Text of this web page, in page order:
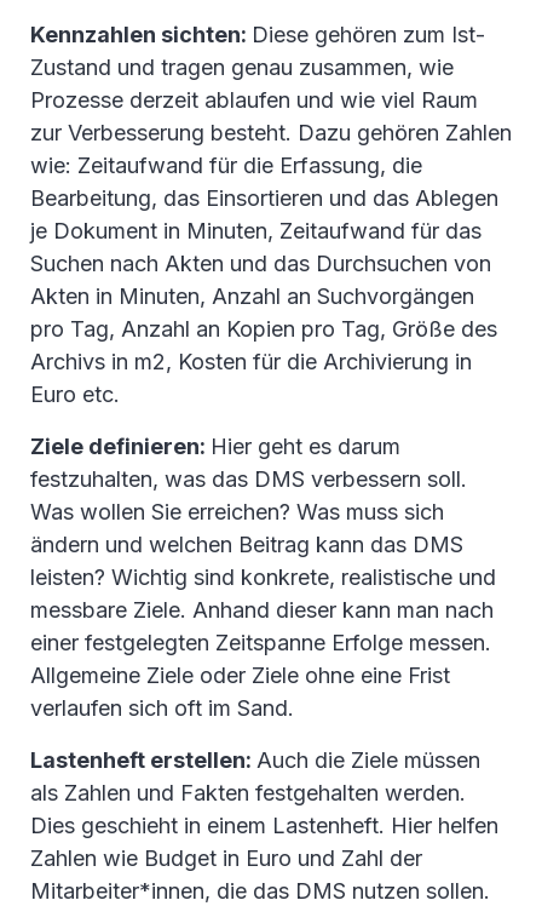
Kennzahlen sichten: Diese gehören zum Ist-
Zustand und tragen genau zusammen, wie
Prozesse derzeit ablaufen und wie viel Raum
zur Verbesserung besteht. Dazu gehören Zahlen
wie: Zeitaufwand für die Erfassung, die
Bearbeitung, das Einsortieren und das Ablegen
je Dokument in Minuten, Zeitaufwand für das
Suchen nach Akten und das Durchsuchen von
Akten in Minuten, Anzahl an Suchvorgängen
pro Tag, Anzahl an Kopien pro Tag, Größe des
Archivs in m2, Kosten für die Archivierung in
Euro etc.
Ziele definieren: Hier geht es darum
festzuhalten, was das DMS verbessern soll.
Was wollen Sie erreichen? Was muss sich
ändern und welchen Beitrag kann das DMS
leisten? Wichtig sind konkrete, realistische und
messbare Ziele. Anhand dieser kann man nach
einer festgelegten Zeitspanne Erfolge messen.
Allgemeine Ziele oder Ziele ohne eine Frist
verlaufen sich oft im Sand.
Lastenheft erstellen: Auch die Ziele müssen
als Zahlen und Fakten festgehalten werden.
Dies geschieht in einem Lastenheft. Hier helfen
Zahlen wie Budget in Euro und Zahl der
Mitarbeiter*innen, die das DMS nutzen sollen.